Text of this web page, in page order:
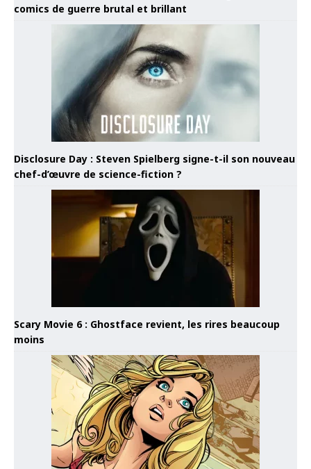
comics de guerre brutal et brillant
Disclosure Day : Steven Spielberg signe-t-il son nouveau
chef-d’œuvre de science-fiction ?
Scary Movie 6 : Ghostface revient, les rires beaucoup
moins